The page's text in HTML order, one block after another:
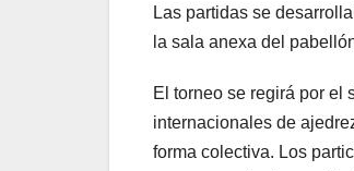
Las partidas se
la sala anexa del
El torneo se regirá por el
internacionales de
forma colectiva. Los